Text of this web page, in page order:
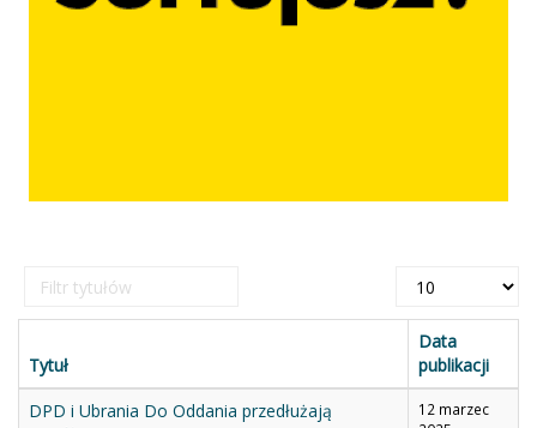
Filtr
tytułów
Pokaż
Tytuł
Data
publikacji
DPD i Ubrania Do Oddania przedłużają
12 marzec